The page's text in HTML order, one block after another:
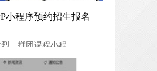
序预约招生报名服务系统开
小程序预约招生报名
，拼团课程小程